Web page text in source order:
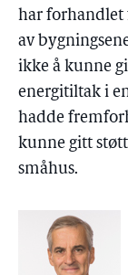
har forhandlet
av
ikke å kunne
energitiltak i
hadde
kunne gitt
småhus.